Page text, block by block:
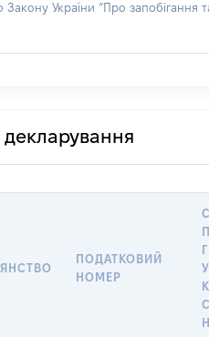
Закону України “Про
декларування
ПОДАТКОВИЙ
НОМЕР